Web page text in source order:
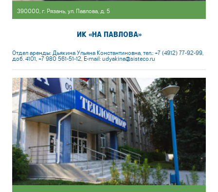
390000, г. Рязань, ул. Павлова, д. 5
ИК «НА ПАВЛОВА»
Отдел аренды: Дьякина Ульяна Константиновна, тел.: +7 (4912) 77-92-99,
доб. 4101, +7 980 561-51-12, E-mail: udyakina@sisteco.ru